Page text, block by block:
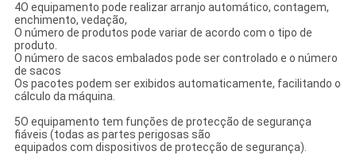
4O equipamento pode realizar arranjo automático, contagem,
enchimento, vedação,
O número de produtos pode variar de acordo com o tipo de
produto.
O número de sacos embalados pode ser controlado e o número
de sacos
Os pacotes podem ser exibidos automaticamente, facilitando o
cálculo da máquina.
5O equipamento tem funções de protecção de segurança
fiáveis (todas as partes perigosas são
equipados com dispositivos de protecção de segurança).